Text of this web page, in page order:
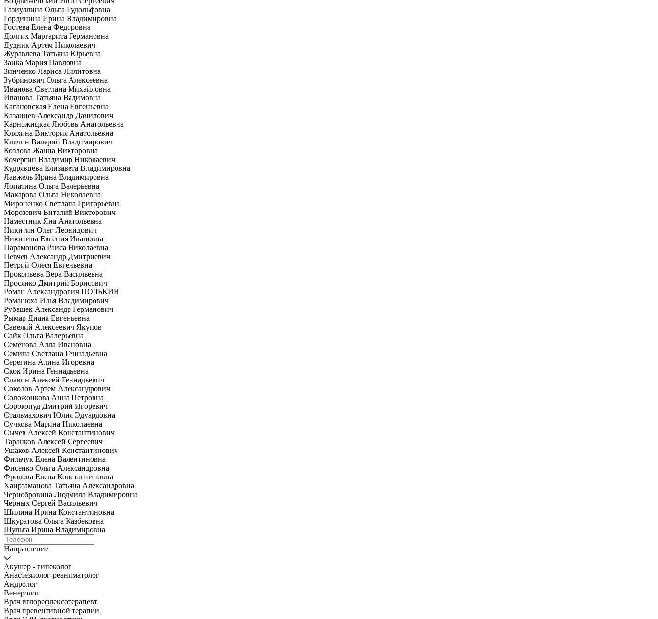
Газиуллина Ольга Рудольфовна
Гординина Ирина Владимировна
Гостева Елена Федоровна
Долгих Маргарита Германовна
Дудник Артем Николаевич
Журавлева Татьяна Юрьевна
Заика Мария Павловна
Зинченко Лариса Лилитовна
Зубринович Ольга Алексеевна
Иванова Светлана Михайловна
Иванова Татьяна Вадимовна
Кагановская Елена Евгеньевна
Казанцев Александр Данилович
Карножицкая Любовь Анатольевна
Кляхина Виктория Анатольевна
Клячин Валерий Владимирович
Козлова Жанна Викторовна
Кочергин Владимир Николаевич
Кудрявцева Елизавета Владимировна
Лавжель Ирина Владимировна
Лопатина Ольга Валерьевна
Макарова Ольга Николаевна
Мироненко Светлана Григорьевна
Морозевич Виталий Викторович
Наместник Яна Анатольевна
Никитин Олег Леонидович
Никитина Евгения Ивановна
Парамонова Раиса Николаевна
Певчев Александр Дмитриевич
Петрий Олеся Евгеньевна
Прокопьева Вера Васильевна
Просянко Дмитрий Борисович
Роман Александрович ПОЛЬКИН
Романюха Илья Владимирович
Рубашек Александр Германович
Рымар Диана Евгеньевна
Савелий Алексеевич Якупов
Сайк Ольга Валерьевна
Семенова Алла Ивановна
Семина Светлана Геннадьевна
Серегина Алина Игоревна
Скок Ирина Геннадьевна
Славин Алексей Геннадьевич
Соколов Артем Александрович
Соложонкова Анна Петровна
Сорокопуд Дмитрий Игоревич
Стальмахович Юлия Эдуардовна
Сучкова Марина Николаевна
Сычев Алексей Константинович
Таранков Алексей Сергеевич
Ушаков Алексей Константинович
Фильчук Елена Валентиновна
Фисенко Ольга Александровна
Фролова Елена Константиновна
Хаирзаманова Татьяна Александровна
Чернобровина Людмила Владимировна
Черных Сергей Васильевич
Шилина Ирина Константиновна
Шкуратова Ольга Казбековна
Шульга Ирина Владимировна
Направление
Акушер - гинеколог
Анастезиолог-реаниматолог
Андролог
Венеролог
Врач иглорефлексотерапевт
Врач превентивной терапии